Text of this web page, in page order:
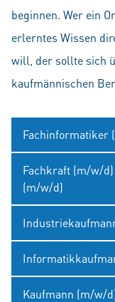
beginnen. Wer ein
erlerntes Wissen
will, der sollte sich
kaufmännischen
Fachinformatiker
Fachkraft (m/w/
(m/w/d)
Kaufmann (m/w/